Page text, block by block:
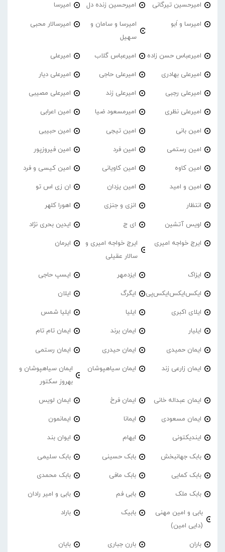
امیرحسین تیرگانی امیرحسین زنده دل امیرسا
امیرسا و اَبو
امیرسا و سامان و
سهیل
امیرسالار محبی
امیرعباس حسن زاده امیرعباس گلاب امیرعلی
امیرعلی بهادری امیرعلی حاجی امیرعلی دیار
امیرعلی رجبی امیرعلی زند امیرعلی مصیبی
امیرعلی نظری امیرمسعود ضیا امین اعرابی
امین بانی امین تیجی امین حبیبی
امین رستمی امین فرد امین فیروزپور
امین کاوه امین کاویانی امین کیسی و فرد
امین و امید امین یزدان ان زی اس تو
انتظار انزی و جنزی اهورا کلهر
اویس آتشین ای ج ایدین بحری نژاد
ایرج خواجه امیری
ایرج خواجه امیری و
سالار عقیلی
ایرمان
ایزاک ایزدمهر ایسپ حاجی
ایکس‌ایکس‌ایکس‌پی ایگرگ ایلان
ایلای اکبری ایلیا ایلیا شمس
ایلیار ایمان برند ایمان تام تام
ایمان حمیدی ایمان حیدری ایمان رستمی
ایمان زارعی زند ایمان سیاهپوشان
ایمان سیاهپوشان و
بهروز سکتور
ایمان عبداله خانی ایمان فرخ ایمان لویس
ایمان مسعودی ایمانا ایمانمون
ایندیکتونی ایهام ایوان بند
بابک جهانبخش بابک حسینی بابک سلیمی
بابک کمایی بابک مافی بابک محمدی
بابک ملک بابی فم بابی و امیر رادان
بابی و امین مهنی
(دایی امین)
بابیک باراد
باران بارن جباری بایان